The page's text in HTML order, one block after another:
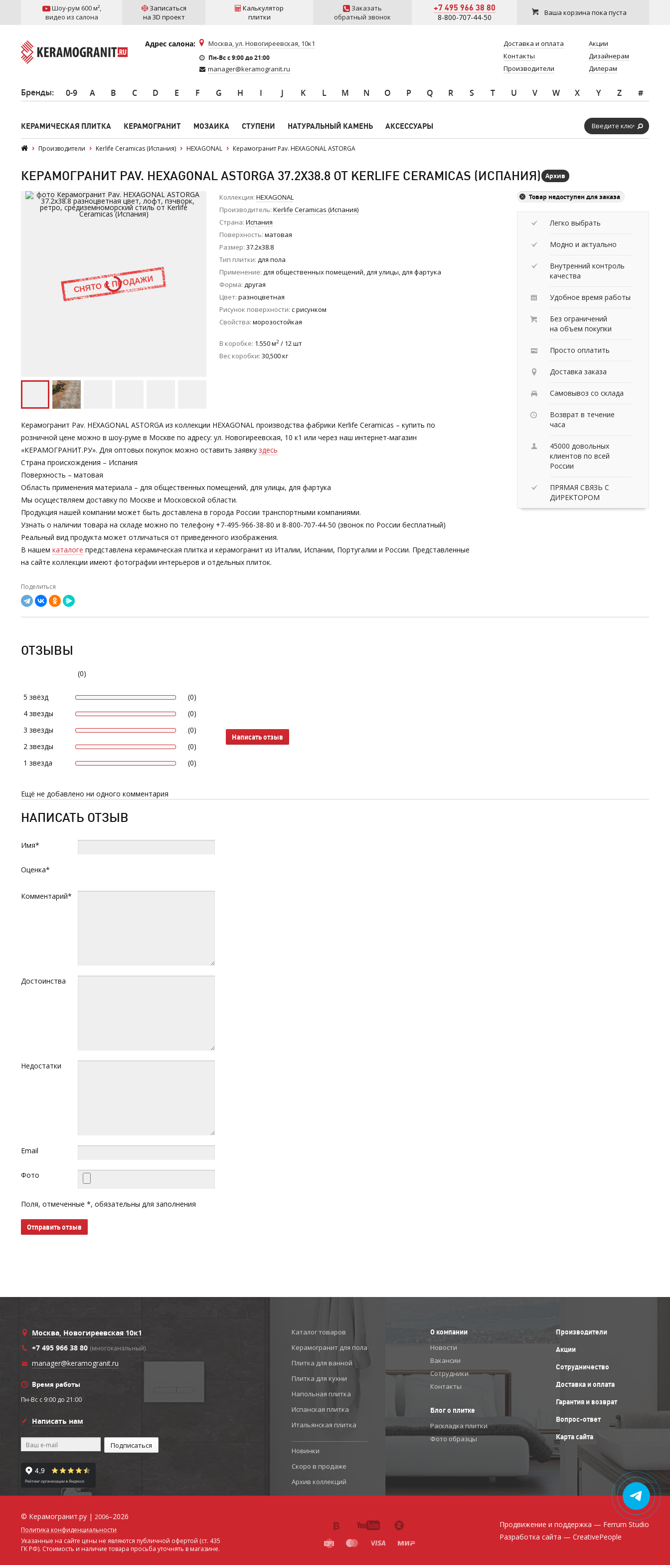
Шоу-рум 600 м²,
видео из салона
Записаться
на 3D проект
Калькулятор
плитки
Заказать
обратный звонок
+7 495 966 38 80
8-800-707-44-50 Ваша корзина пока пуста
Адрес салона: Москва, ул. Новогиреевская, 10к1
Пн-Вс c 9:00 до 21:00
manager@keramogranit.ru
Доставка и оплата
Контакты
Производители
Акции
Дизайнерам
Дилерам
Бренды: 0-9 A B C D E F G H I J K L M N O P Q R S T U V W X Y Z #
КЕРАМИЧЕСКАЯ ПЛИТКА КЕРАМОГРАНИТ МОЗАИКА СТУПЕНИ НАТУРАЛЬНЫЙ КАМЕНЬ АКСЕССУАРЫ
Производители Kerlife Ceramicas (Испания) HEXAGONAL Керамогранит Pav. HEXAGONAL ASTORGA
КЕРАМОГРАНИТ PAV. HEXAGONAL ASTORGA 37.2X38.8 ОТ KERLIFE CERAMICAS (ИСПАНИЯ) Архив
Коллекция HEXAGONAL
Производитель Kerlife Ceramicas (Испания)
Страна Испания
Поверхность матовая
Размер 37.2x38.8
Тип плитки для пола
Применение для общественных помещений, для улицы, для фартука
Форма другая
Цвет разноцветная
Рисунок поверхности с рисунком
Свойства морозостойкая
В коробке 1.550 м2 / 12 шт
Вес коробки 30,500 кг
Керамогранит Pav. HEXAGONAL ASTORGA из коллекции HEXAGONAL производства фабрики Kerlife Ceramicas – купить по
розничной цене можно в шоу-руме в Москве по адресу: ул. Новогиреевская, 10 к1 или через наш интернет-магазин
«КЕРАМОГРАНИТ.РУ». Для оптовых покупок можно оставить заявку здесь
Страна происхождения – Испания
Поверхность – матовая
Область применения материала – для общественных помещений, для улицы, для фартука
Мы осуществляем доставку по Москве и Московской области.
Продукция нашей компании может быть доставлена в города России транспортными компаниями.
Узнать о наличии товара на складе можно по телефону +7-495-966-38-80 и 8-800-707-44-50 (звонок по России бесплатный)
Реальный вид продукта может отличаться от приведенного изображения.
В нашем каталоге представлена керамическая плитка и керамогранит из Италии, Испании, Португалии и России. Представленные
на сайте коллекции имеют фотографии интерьеров и отдельных плиток.
Поделиться
Товар недоступен для заказа
Легко выбрать
Модно и актуально
Внутренний контроль
качества
Удобное время работы
Без ограничений
на объем покупки
Просто оплатить
Доставка заказа
Самовывоз со склада
Возврат в течение
часа
45000 довольных
клиентов по всей
России
ПРЯМАЯ СВЯЗЬ С
ДИРЕКТОРОМ
ОТЗЫВЫ
(0)
5 звёзд
(0)
4 звезды
(0)
3 звезды
(0)
2 звезды
(0)
1 звезда
(0)
Написать отзыв
Ещё не добавлено ни одного комментария
НАПИСАТЬ ОТЗЫВ
Имя*
Оценка*
Комментарий*
Достоинства
Недостатки
Email
Фото
Поля, отмеченные *, обязательны для заполнения
Отправить отзыв
Москва, Новогиреевская 10к1
+7 495 966 38 80 (многоканальный)
manager@keramogranit.ru
Время работы
Пн-Вс c 9:00 до 21:00
Написать нам
Каталог товаров
Керамогранит для пола
Плитка для ванной
Плитка для кухни
Напольная плитка
Испанская плитка
Итальянская плитка
Новинки
Скоро в продаже
Архив коллекций
О компании
Новости
Вакансии
Сотрудники
Контакты
Блог о плитке
Раскладка плитки
Фото образцы
Производители
Акции
Сотрудничество
Доставка и оплата
Гарантия и возврат
Вопрос-ответ
Карта сайта
© Керамогранит.ру | 2006–2026
Политика конфиденциальности
Указанные на сайте цены не являются публичной офертой (ст. 435
ГК РФ). Стоимость и наличие товара просьба уточнять в магазине.
Продвижение и поддержка — Ferrum Studio
Разработка сайта — CreativePeople